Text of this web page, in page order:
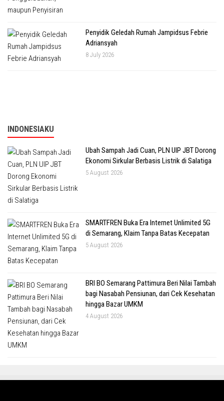
Penyidik Geledah Rumah Jampidsus Febrie
Adriansyah
8 July 2026
INDONESIAKU
Ubah Sampah Jadi Cuan, PLN UIP JBT Dorong
Ekonomi Sirkular Berbasis Listrik di Salatiga
5 August 2026
SMARTFREN Buka Era Internet Unlimited 5G
di Semarang, Klaim Tanpa Batas Kecepatan
5 August 2026
BRI BO Semarang Pattimura Beri Nilai Tambah
bagi Nasabah Pensiunan, dari Cek Kesehatan
hingga Bazar UMKM
4 August 2026